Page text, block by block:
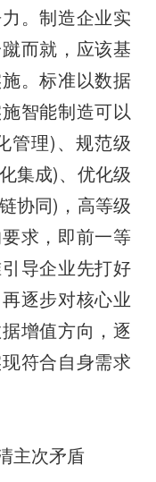
。制造企业实
而就，应该基
。标准以数据
智能制造可以
管理)、规范级
集成)、优化级
协同)，高等级
求，即前一等
导企业先打好
逐步对核心业
增值方向，逐
符合自身需求
主次矛盾